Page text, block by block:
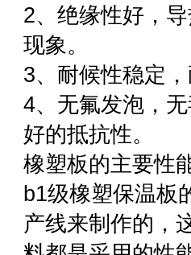
2、绝缘性好，
现象。
3、耐候性稳定
4、无氟发泡，
好的抵抗性。
橡塑板的主要性
b1级橡塑保温板
产线来制作的，